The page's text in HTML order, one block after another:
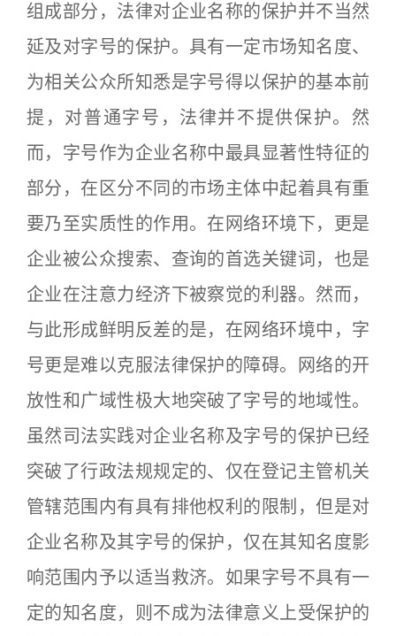
组成部分，法律对企业名称的保护并不当然
延及对字号的保护。具有一定市场知名度、
为相关公众所知悉是字号得以保护的基本前
提，对普通字号，法律并不提供保护。然
而，字号作为企业名称中最具显著性特征的
部分，在区分不同的市场主体中起着具有重
要乃至实质性的作用。在网络环境下，更是
企业被公众搜索、查询的首选关键词，也是
企业在注意力经济下被察觉的利器。然而，
与此形成鲜明反差的是，在网络环境中，字
号更是难以克服法律保护的障碍。网络的开
放性和广域性极大地突破了字号的地域性。
虽然司法实践对企业名称及字号的保护已经
突破了行政法规规定的、仅在登记主管机关
管辖范围内有具有排他权利的限制，但是对
企业名称及其字号的保护，仅在其知名度影
响范围内予以适当救济。如果字号不具有一
定的知名度，则不成为法律意义上受保护的